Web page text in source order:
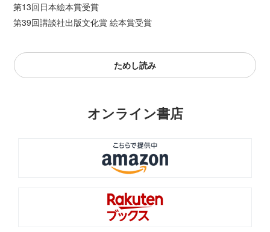
第13回日本絵本賞受賞
第39回講談社出版文化賞 絵本賞受賞
ためし読み
オンライン書店